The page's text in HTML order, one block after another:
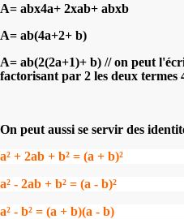
A= abx4a+ 2xab+ abxb
A= ab(4a+2+ b)
A= ab(2(2a+1)+ b) // on peut
factorisant par 2 les deux termes
On peut aussi se servir des
a² + 2ab + b² = (a + b)²
a² - 2ab + b² = (a - b)²
a² - b² = (a + b)(a - b)